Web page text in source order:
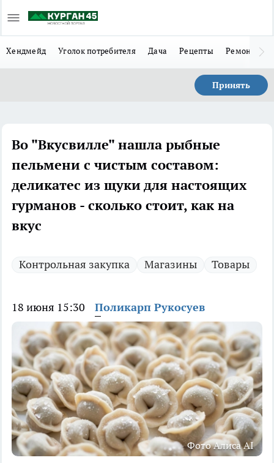
Хендмейд Уголок потребителя Дача Рецепты Ремонт
Принять
Во "Вкусвилле" нашла рыбные
пельмени с чистым составом:
деликатес из щуки для настоящих
гурманов - сколько стоит, как на
вкус
Контрольная закупка Магазины Товары
18 июня 15:30 Поликарп Рукосуев
Фото Алиса AI